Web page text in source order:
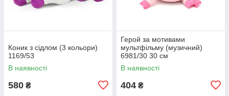
Коник з сідлом (3 кольори)
1169/53
В наявності
580 ₴
Герой за мотивами
мультфільму (музичний)
6981/30 30 см
В наявності
404 ₴